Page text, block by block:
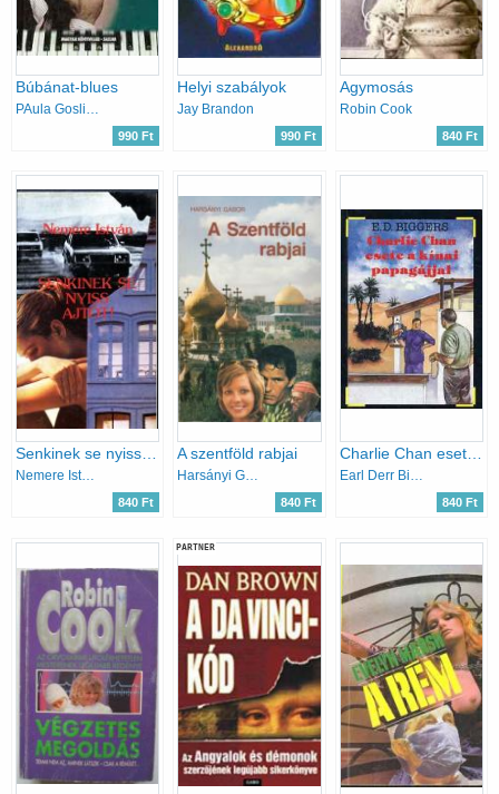
Búbánat-blues
PAula Gosling
990 Ft
Helyi szabályok
Jay Brandon
990 Ft
Agymosás
Robin Cook
840 Ft
Senkinek se nyiss ajtót!
Nemere István
840 Ft
A szentföld rabjai
Harsányi Gábor
840 Ft
Charlie Chan esete a kínai papagájjal
Earl Derr Biggers
840 Ft
PARTNER